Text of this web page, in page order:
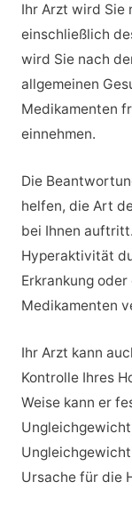
Ihr Arzt wird Sie
einschließlich
wird Sie nach
allgemeinen
Medikamenten
einnehmen.
Die
helfen, die Art
bei Ihnen
Hyperaktivität
Erkrankung
Medikamenten
Ihr Arzt kann
Kontrolle Ihres
Weise kann er
Ursache für die